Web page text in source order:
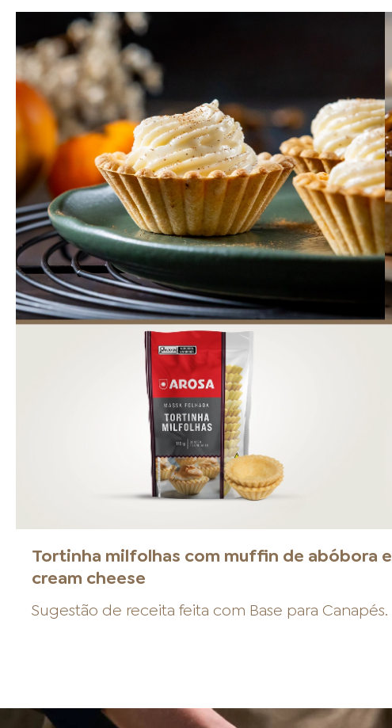
Tortinha milfolhas com muffin de abóbora e
cream cheese
Sugestão de receita feita com Base para Canapés.